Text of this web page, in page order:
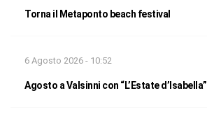
Torna il Metaponto beach festival
6 Agosto 2026 - 10:52
Agosto a Valsinni con “L’Estate d’Isabella”